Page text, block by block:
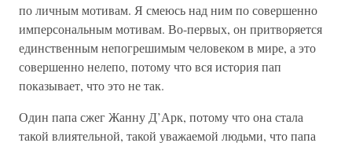
по личным мотивам. Я смеюсь над ним по совершенно
имперсональным мотивам. Во-первых, он притворяется
единственным непогрешимым человеком в мире, а это
совершенно нелепо, потому что вся история пап
показывает, что это не так.
Один папа сжег Жанну Д’Арк, потому что она стала
такой влиятельной, такой уважаемой людьми, что папа